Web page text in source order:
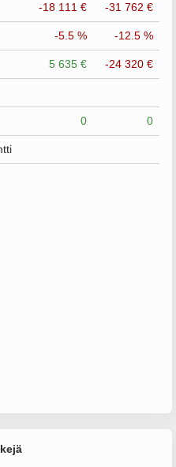
-18 111 € -31 762 €
-5.5 % -12.5 %
5 635 € -24 320 €
0 0